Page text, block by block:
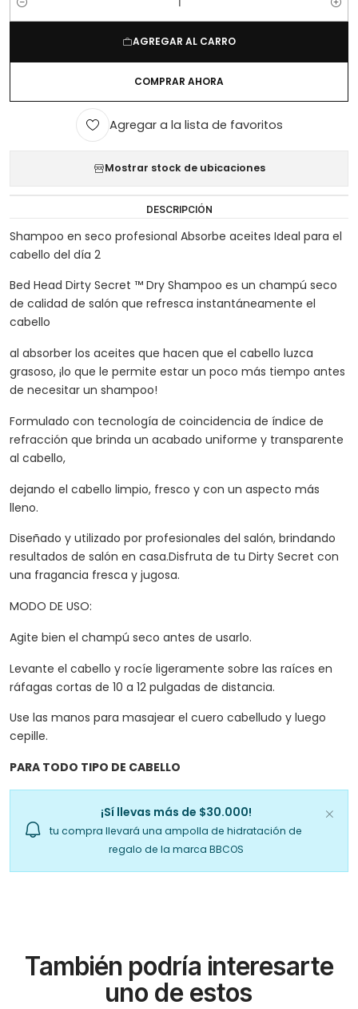
Cantidad
AGREGAR AL CARRO
COMPRAR AHORA
Agregar a la lista de favoritos
Mostrar stock de ubicaciones
DESCRIPCIÓN
Shampoo en seco profesional Absorbe aceites Ideal para el
cabello del día 2
Bed Head Dirty Secret ™ Dry Shampoo es un champú seco
de calidad de salón que refresca instantáneamente el
cabello
al absorber los aceites que hacen que el cabello luzca
grasoso, ¡lo que le permite estar un poco más tiempo antes
de necesitar un shampoo!
Formulado con tecnología de coincidencia de índice de
refracción que brinda un acabado uniforme y transparente
al cabello,
dejando el cabello limpio, fresco y con un aspecto más
lleno.
Diseñado y utilizado por profesionales del salón, brindando
resultados de salón en casa.Disfruta de tu Dirty Secret con
una fragancia fresca y jugosa.
MODO DE USO:
Agite bien el champú seco antes de usarlo.
Levante el cabello y rocíe ligeramente sobre las raíces en
ráfagas cortas de 10 a 12 pulgadas de distancia.
Use las manos para masajear el cuero cabelludo y luego
cepille.
PARA TODO TIPO DE CABELLO
¡Sí llevas más de $30.000!
tu compra llevará una ampolla de hidratación de
regalo de la marca BBCOS
También podría interesarte
uno de estos